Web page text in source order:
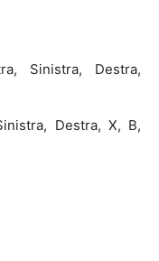
Sinistra, Destra,
Destra, X, B,